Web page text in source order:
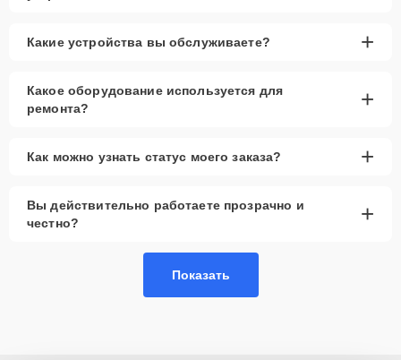
Какие устройства вы обслуживаете? +
Какое оборудование используется для
ремонта?
+
Как можно узнать статус моего заказа? +
Вы действительно работаете прозрачно и
честно?
+
Показать